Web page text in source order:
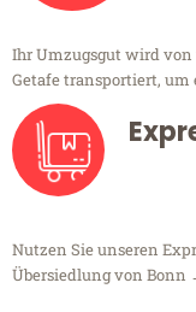
Ihr Umzugsgut wird
Getafe transportiert,
Nutzen Sie unseren
Übersiedlung von Bonn